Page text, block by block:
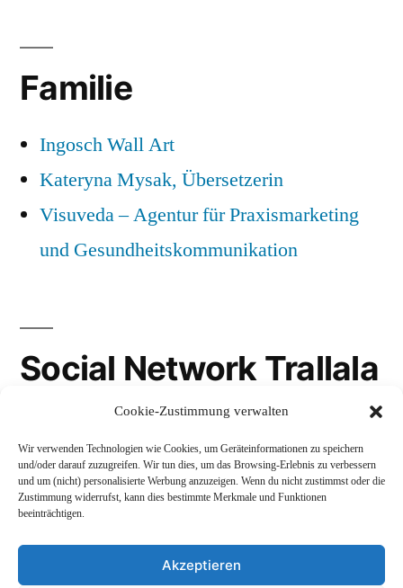
Cookie-Zustimmung verwalten
Wir verwenden Technologien wie Cookies, um Geräteinformationen zu speichern
und/oder darauf zuzugreifen. Wir tun dies, um das Browsing-Erlebnis zu verbessern
und um (nicht) personalisierte Werbung anzuzeigen. Wenn du nicht zustimmst oder die
Zustimmung widerrufst, kann dies bestimmte Merkmale und Funktionen
beeinträchtigen.
Akzeptieren
Familie
Ingosch Wall Art
Kateryna Mysak, Übersetzerin
Visuveda – Agentur für Praxismarketing
und Gesundheitskommunikation
Social Network Trallala
LinkedIn
Mastodon